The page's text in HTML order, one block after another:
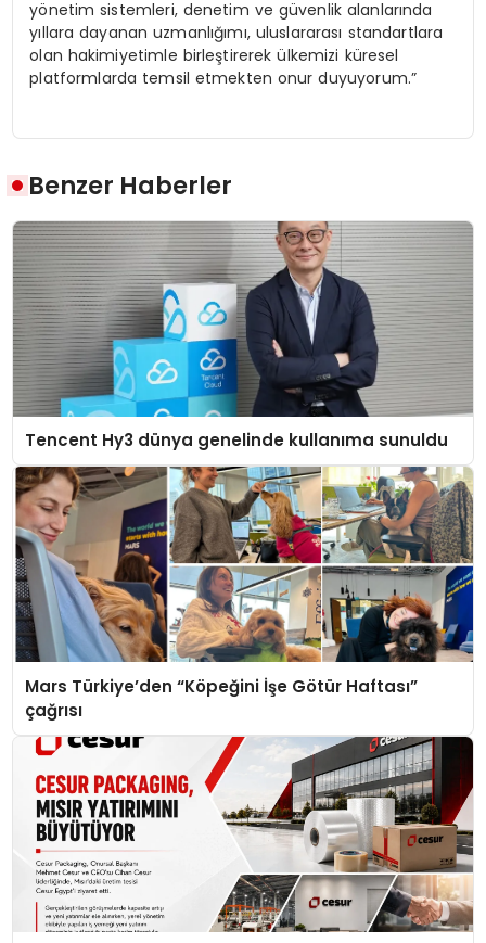
yönetim sistemleri, denetim ve güvenlik alanlarında
yıllara dayanan uzmanlığımı, uluslararası standartlara
olan hakimiyetimle birleştirerek ülkemizi küresel
platformlarda temsil etmekten onur duyuyorum.”
Benzer Haberler
Tencent Hy3 dünya genelinde kullanıma sunuldu
Mars Türkiye’den “Köpeğini İşe Götür Haftası”
çağrısı